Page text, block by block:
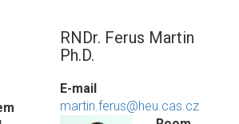
RNDr. Ferus Martin
Ph.D.
E-mail
martin.ferus@heu.cas.cz